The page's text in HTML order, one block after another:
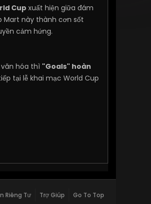
Cup xuất hiện giữa đám
Mart này thành cơn sốt
cảm hứng.
hóa thì "Goals" hoàn
tại lễ khai mạc World Cup
Riêng Tư Trợ Giúp Go To Top